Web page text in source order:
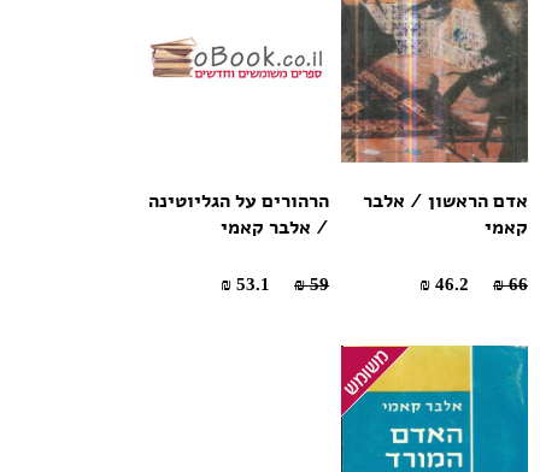
אדם הראשון / אלבר
קאמי
66 ₪
הרהורים על הגליוטינה
/ אלבר קאמי
59 ₪